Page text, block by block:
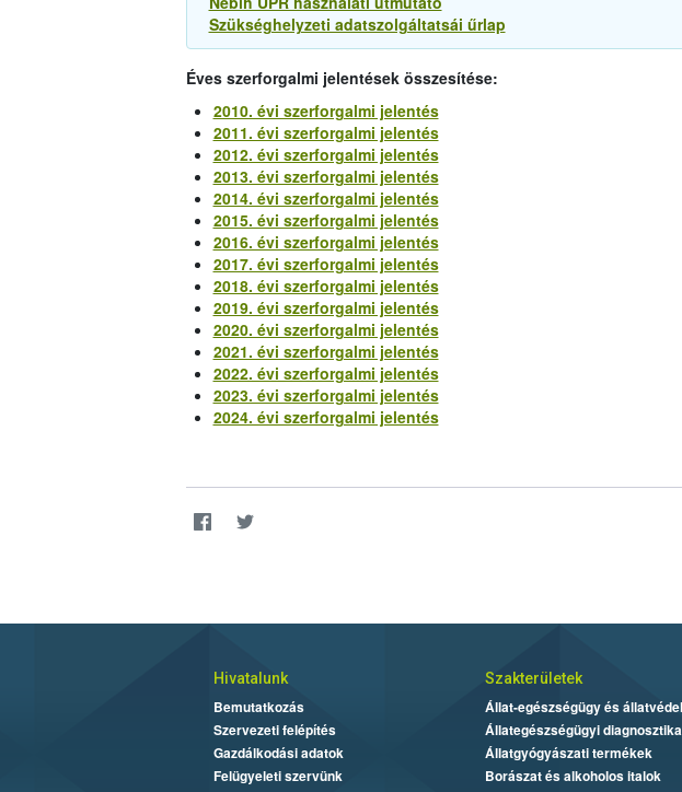
Szükséghelyzeti adatszolgáltatsái űrlap
Éves szerforgalmi jelentések összesítése:
2010. évi szerforgalmi jelentés
2011. évi szerforgalmi jelentés
2012. évi szerforgalmi jelentés
2013. évi szerforgalmi jelentés
2014. évi szerforgalmi jelentés
2015. évi szerforgalmi jelentés
2016. évi szerforgalmi jelentés
2017. évi szerforgalmi jelentés
2018. évi szerforgalmi jelentés
2019. évi szerforgalmi jelentés
2020. évi szerforgalmi jelentés
2021. évi szerforgalmi jelentés
2022. évi szerforgalmi jelentés
2023. évi szerforgalmi jelentés
2024. évi szerforgalmi jelentés
Hivatalunk
Bemutatkozás
Szervezeti felépítés
Gazdálkodási adatok
Felügyeleti szervünk
Szakterületek
Állat-egészségügy és
Állategészségügyi diagnosztika
Állatgyógyászati termékek
Borászat és alkoholos italok